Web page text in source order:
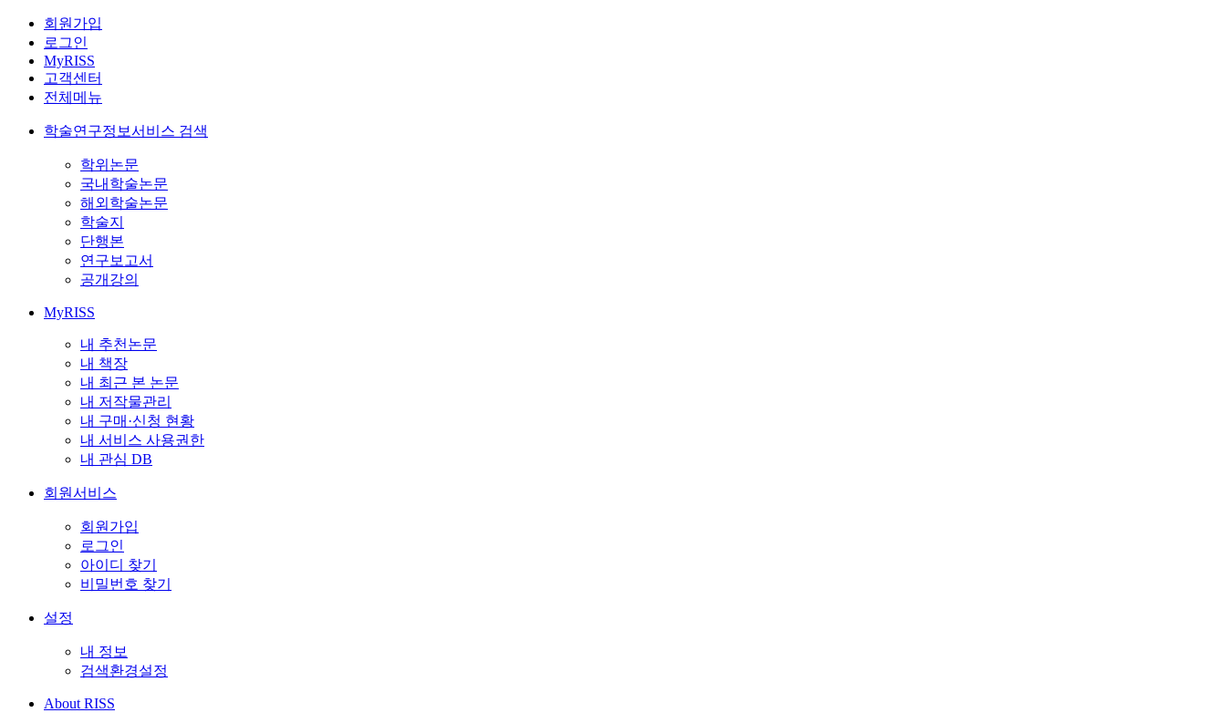
회원가입
로그인
MyRISS
고객센터
전체메뉴
학술연구정보서비스 검색
학위논문
국내학술논문
해외학술논문
학술지
단행본
연구보고서
공개강의
MyRISS
내 추천논문
내 책장
내 최근 본 논문
내 저작물관리
내 구매·신청 현황
내 서비스 사용권한
내 관심 DB
회원서비스
회원가입
로그인
아이디 찾기
비밀번호 찾기
설정
내 정보
검색환경설정
About RISS